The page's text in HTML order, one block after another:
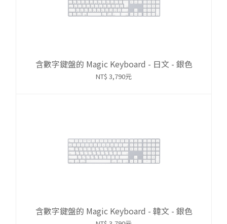
含數字鍵盤的 Magic Keyboard - 日文 - 銀色
NT$ 3,790元
含數字鍵盤的 Magic Keyboard - 韓文 - 銀色